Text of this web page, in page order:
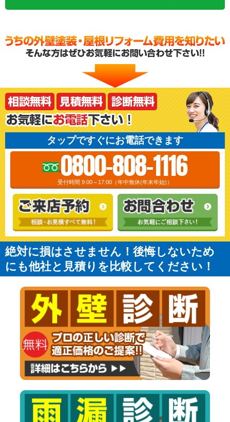
タップですぐにお電話できます
0800-808-1116
受付時間 9:00～17:00（年中無休(年末年始)）
絶対に損はさせません！後悔しないため
にも他社と見積りを比較してください！